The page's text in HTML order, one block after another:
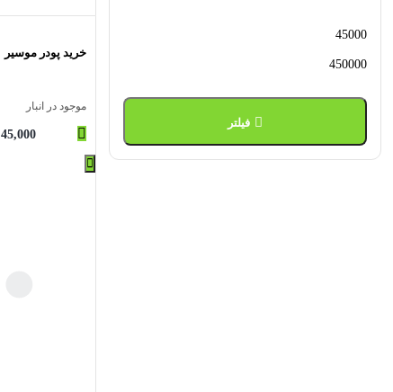
حداقل
قیمت
حداکثر
قیمت
فیلتر
خرید پودر موسیر
موجود در انبار
45,000